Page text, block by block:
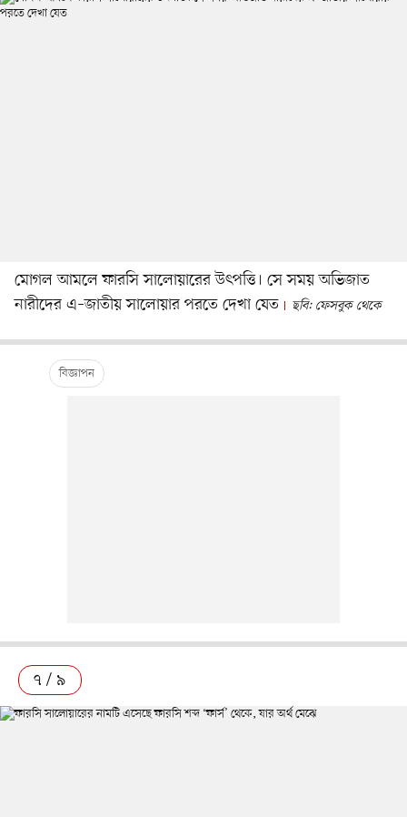
মোগল আমলে ফারসি সালোয়ারের উৎপত্তি। সে সময় অভিজাত
নারীদের এ–জাতীয় সালোয়ার পরতে দেখা যেত
ছবি: ফেসবুক থেকে
৭ / ৯